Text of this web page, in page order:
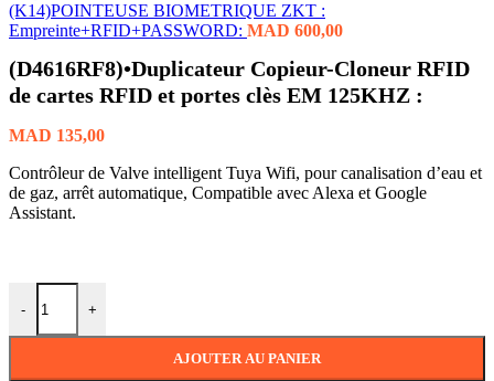
(K14)POINTEUSE BIOMETRIQUE ZKT :
Empreinte+RFID+PASSWORD: MAD 600,00
(D4616RF8)•Duplicateur Copieur-Cloneur RFID
de cartes RFID et portes clès EM 125KHZ :
MAD 135,00
Contrôleur de Valve intelligent Tuya Wifi, pour canalisation d’eau et
de gaz, arrêt automatique, Compatible avec Alexa et Google
Assistant.
- +
AJOUTER AU PANIER